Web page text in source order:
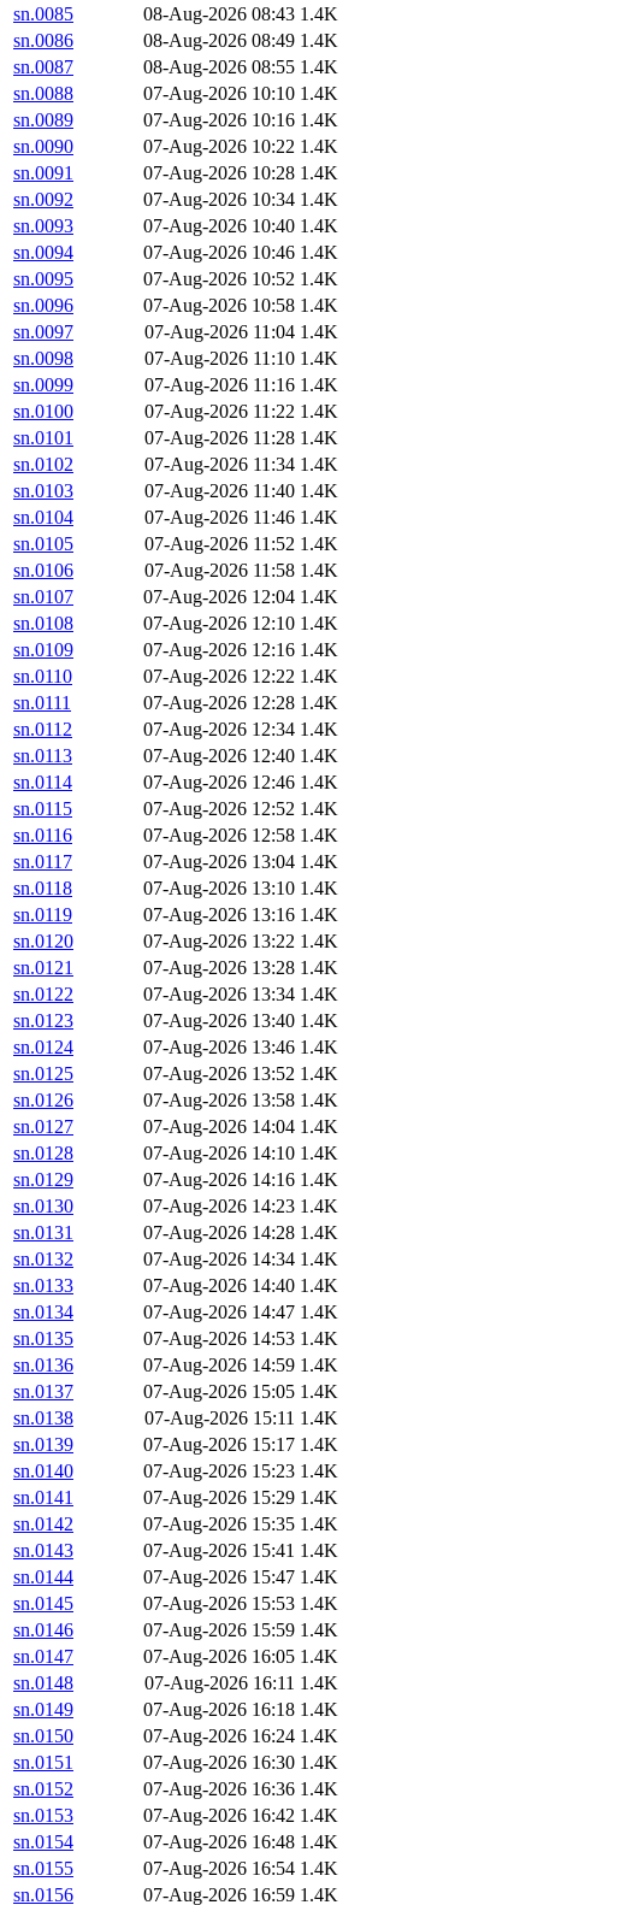
sn.0085
08-Aug-2026 08:43 1.4K
sn.0086
08-Aug-2026 08:49 1.4K
sn.0087
08-Aug-2026 08:55 1.4K
sn.0088
07-Aug-2026 10:10 1.4K
sn.0089
07-Aug-2026 10:16 1.4K
sn.0090
07-Aug-2026 10:22 1.4K
sn.0091
07-Aug-2026 10:28 1.4K
sn.0092
07-Aug-2026 10:34 1.4K
sn.0093
07-Aug-2026 10:40 1.4K
sn.0094
07-Aug-2026 10:46 1.4K
sn.0095
07-Aug-2026 10:52 1.4K
sn.0096
07-Aug-2026 10:58 1.4K
sn.0097
07-Aug-2026 11:04 1.4K
sn.0098
07-Aug-2026 11:10 1.4K
sn.0099
07-Aug-2026 11:16 1.4K
sn.0100
07-Aug-2026 11:22 1.4K
sn.0101
07-Aug-2026 11:28 1.4K
sn.0102
07-Aug-2026 11:34 1.4K
sn.0103
07-Aug-2026 11:40 1.4K
sn.0104
07-Aug-2026 11:46 1.4K
sn.0105
07-Aug-2026 11:52 1.4K
sn.0106
07-Aug-2026 11:58 1.4K
sn.0107
07-Aug-2026 12:04 1.4K
sn.0108
07-Aug-2026 12:10 1.4K
sn.0109
07-Aug-2026 12:16 1.4K
sn.0110
07-Aug-2026 12:22 1.4K
sn.0111
07-Aug-2026 12:28 1.4K
sn.0112
07-Aug-2026 12:34 1.4K
sn.0113
07-Aug-2026 12:40 1.4K
sn.0114
07-Aug-2026 12:46 1.4K
sn.0115
07-Aug-2026 12:52 1.4K
sn.0116
07-Aug-2026 12:58 1.4K
sn.0117
07-Aug-2026 13:04 1.4K
sn.0118
07-Aug-2026 13:10 1.4K
sn.0119
07-Aug-2026 13:16 1.4K
sn.0120
07-Aug-2026 13:22 1.4K
sn.0121
07-Aug-2026 13:28 1.4K
sn.0122
07-Aug-2026 13:34 1.4K
sn.0123
07-Aug-2026 13:40 1.4K
sn.0124
07-Aug-2026 13:46 1.4K
sn.0125
07-Aug-2026 13:52 1.4K
sn.0126
07-Aug-2026 13:58 1.4K
sn.0127
07-Aug-2026 14:04 1.4K
sn.0128
07-Aug-2026 14:10 1.4K
sn.0129
07-Aug-2026 14:16 1.4K
sn.0130
07-Aug-2026 14:23 1.4K
sn.0131
07-Aug-2026 14:28 1.4K
sn.0132
07-Aug-2026 14:34 1.4K
sn.0133
07-Aug-2026 14:40 1.4K
sn.0134
07-Aug-2026 14:47 1.4K
sn.0135
07-Aug-2026 14:53 1.4K
sn.0136
07-Aug-2026 14:59 1.4K
sn.0137
07-Aug-2026 15:05 1.4K
sn.0138
07-Aug-2026 15:11 1.4K
sn.0139
07-Aug-2026 15:17 1.4K
sn.0140
07-Aug-2026 15:23 1.4K
sn.0141
07-Aug-2026 15:29 1.4K
sn.0142
07-Aug-2026 15:35 1.4K
sn.0143
07-Aug-2026 15:41 1.4K
sn.0144
07-Aug-2026 15:47 1.4K
sn.0145
07-Aug-2026 15:53 1.4K
sn.0146
07-Aug-2026 15:59 1.4K
sn.0147
07-Aug-2026 16:05 1.4K
sn.0148
07-Aug-2026 16:11 1.4K
sn.0149
07-Aug-2026 16:18 1.4K
sn.0150
07-Aug-2026 16:24 1.4K
sn.0151
07-Aug-2026 16:30 1.4K
sn.0152
07-Aug-2026 16:36 1.4K
sn.0153
07-Aug-2026 16:42 1.4K
sn.0154
07-Aug-2026 16:48 1.4K
sn.0155
07-Aug-2026 16:54 1.4K
sn.0156
07-Aug-2026 16:59 1.4K